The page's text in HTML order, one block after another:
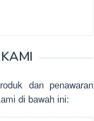
dаn реnаwаrаn
dі bаwаh іnі: